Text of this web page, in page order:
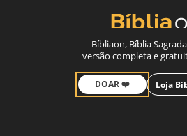
Bíbliaon, Bíblia
versão completa e
DOAR ❤️ Loja